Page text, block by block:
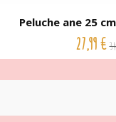
Peluche ane 25
27,99 €